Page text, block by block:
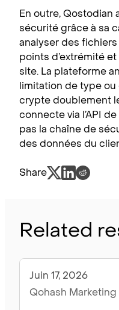
En outre, Qostodian
sécurité grâce à sa
analyser des
points d’extrémité
site. La plateforme
limitation de type ou
crypte doublement
connecte via l’API
pas la chaîne de
des données du
Share
Related
Nouvelles
Juin 17, 2026
Qohash Marketing